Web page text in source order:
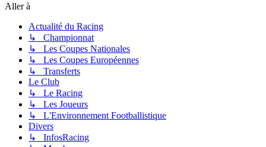
Aller à
Actualité du Racing
↳ Championnat
↳ Les Coupes Nationales
↳ Les Coupes Européennes
↳ Transferts
Le Club
↳ Le Racing
↳ Les Joueurs
↳ L'Environnement Footballistique
Divers
↳ InfosRacing